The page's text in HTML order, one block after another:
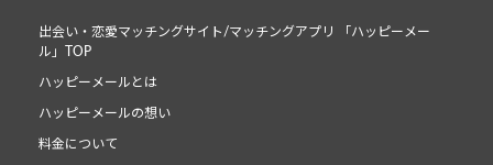
出会い・恋愛マッチングサイト/マッチングアプリ 「ハッピーメー
ル」TOP
ハッピーメールとは
ハッピーメールの想い
料金について